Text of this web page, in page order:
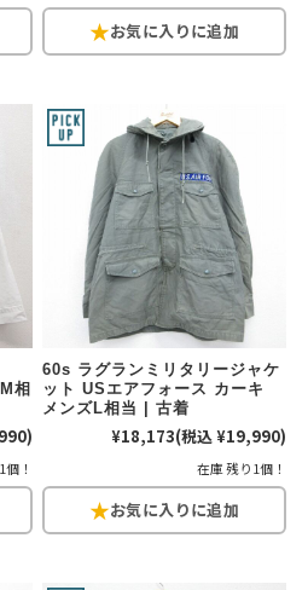
ラッセル・アスレ
チック
サ行
タ行
ラ行
から探す
スウェット セーター
半袖シャツ Tシャツ
レディース 子供服
相
！
60s ラグランミリタリージャケ
ット USエアフォース カーキ
メンズL相当 | 古着
¥18,173(税込 ¥19,990)
在庫 残り1個！